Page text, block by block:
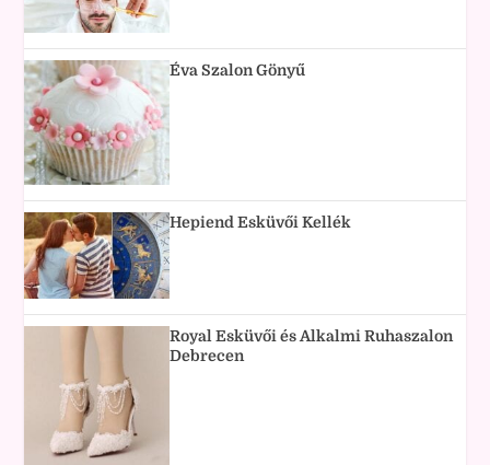
Éva Szalon Gönyű
Hepiend Esküvői Kellék
Royal Esküvői és Alkalmi Ruhaszalon
Debrecen